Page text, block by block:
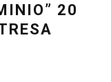
20